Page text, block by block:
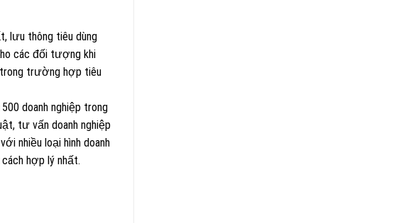
lưu thông tiêu dùng
các đối tượng khi
trong trường hợp tiêu
doanh nghiệp trong
tư vấn doanh nghiệp
nhiều loại hình doanh
hợp lý nhất.